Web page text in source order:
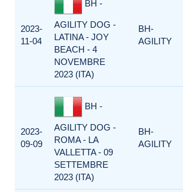
2023-
11-04
BH -
AGILITY DOG -
LATINA - JOY
BEACH - 4
NOVEMBRE
2023 (ITA)
BH-
AGILITY
2023-
09-09
BH -
AGILITY DOG -
ROMA - LA
VALLETTA - 09
SETTEMBRE
2023 (ITA)
BH-
AGILITY